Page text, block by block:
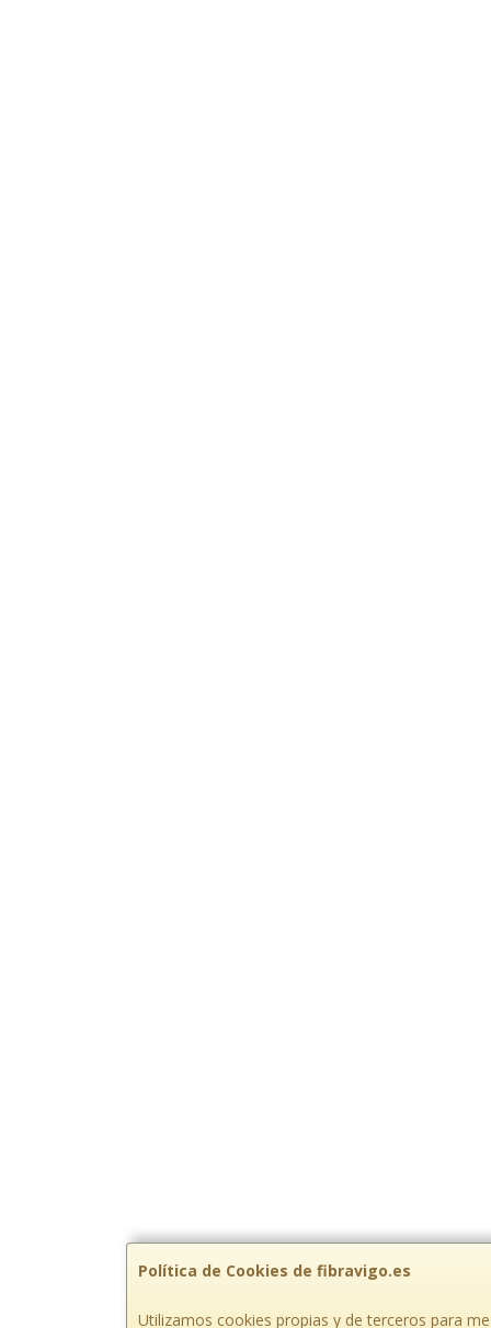
Política de Cookies de fibravigo.es
Utilizamos cookies propias y de terceros para